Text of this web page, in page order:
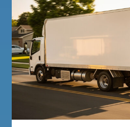
LEVIERS